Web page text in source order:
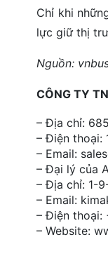
Chỉ khi
lực giữ thị
Nguồn:
CÔNG TY
– Địa chỉ:
– Điện thoại:
– Email:
– Đại lý của
– Địa chỉ: 1-
– Email:
– Điện thoại:
– Website: